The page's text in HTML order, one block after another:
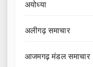
अयोध्या
अलीगढ़ समाचार
आजमगढ़ मंडल समाचार